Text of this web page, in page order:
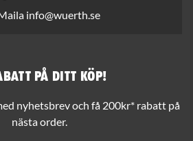
info@wuerth.se
på ditt köp!
nyhetsbrev och få 200kr* rabatt på
nästa order.